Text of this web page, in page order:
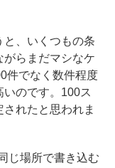
、いくつもの条
らまだマシなケ
件でなく数件程度
のです。100ス
れたと思われま
じ場所で書き込む